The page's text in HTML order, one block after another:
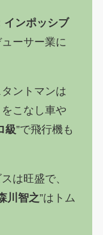
インポッシブ
ーサー業に
ントマンは
こなし車や
級”で飛行機も
は旺盛で、
川智之”はトム